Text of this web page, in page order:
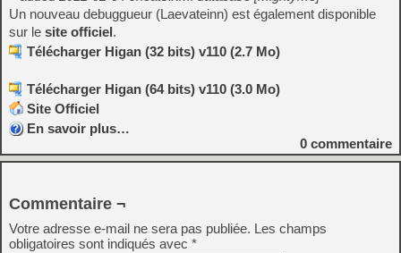
Un nouveau debuggueur (Laevateinn) est également disponible
sur le site officiel.
Télécharger Higan (32 bits) v110 (2.7 Mo)
Télécharger Higan (64 bits) v110 (3.0 Mo)
Site Officiel
En savoir plus…
0 commentaire
Commentaire ¬
Votre adresse e-mail ne sera pas publiée. Les champs
obligatoires sont indiqués avec *